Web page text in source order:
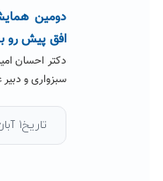
دومین
افق پیش رو
دکتر احسان
سبزواری و
تاریخ۱ آبان ۱۳۹۵